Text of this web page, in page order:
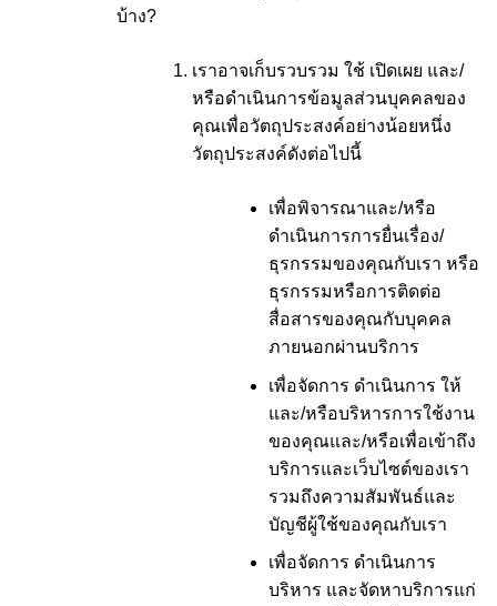
บ้าง?
เราอาจเก็บรวบรวม ใช้ เปิดเผย และ/
หรือดำเนินการข้อมูลส่วนบุคคลของ
คุณเพื่อวัตถุประสงค์อย่างน้อยหนึ่ง
วัตถุประสงค์ดังต่อไปนี้
เพื่อพิจารณาและ/หรือ
ดำเนินการการยื่นเรื่อง/
ธุรกรรมของคุณกับเรา หรือ
ธุรกรรมหรือการติดต่อ
สื่อสารของคุณกับบุคคล
ภายนอกผ่านบริการ
เพื่อจัดการ ดำเนินการ ให้
และ/หรือบริหารการใช้งาน
ของคุณและ/หรือเพื่อเข้าถึง
บริการและเว็บไซต์ของเรา
รวมถึงความสัมพันธ์และ
บัญชีผู้ใช้ของคุณกับเรา
เพื่อจัดการ ดำเนินการ
บริหาร และจัดหาบริการแก่